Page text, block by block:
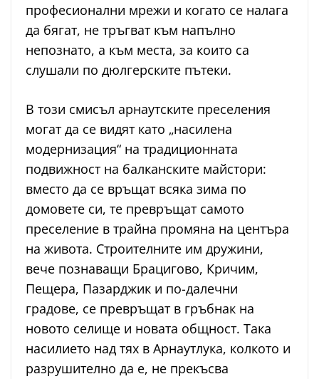
професионални мрежи и когато се налага
да бягат, не тръгват към напълно
непознато, а към места, за които са
слушали по дюлгерските пътеки.
В този смисъл арнаутските преселения
могат да се видят като „насилена
модернизация“ на традиционната
подвижност на балканските майстори:
вместо да се връщат всяка зима по
домовете си, те превръщат самото
преселение в трайна промяна на центъра
на живота. Строителните им дружини,
вече познаващи Брацигово, Кричим,
Пещера, Пазарджик и по-далечни
градове, се превръщат в гръбнак на
новото селище и новата общност. Така
насилието над тях в Арнаутлука, колкото и
разрушително да е, не прекъсва